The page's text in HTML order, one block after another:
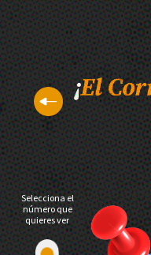
Selecciona el
número que
quieres ver